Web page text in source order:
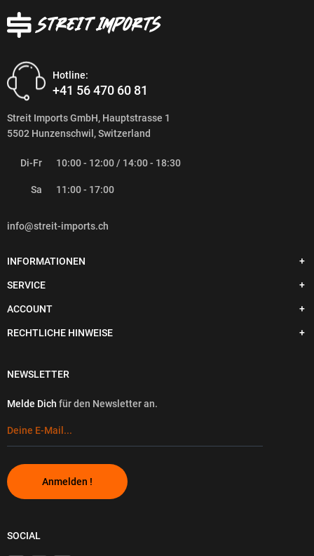
Hotline:
+41 56 470 60 81
Streit Imports GmbH, Hauptstrasse 1
5502 Hunzenschwil, Switzerland
Di-Fr 10:00 - 12:00 / 14:00 - 18:30
Sa 11:00 - 17:00
info@streit-imports.ch
INFORMATIONEN
SERVICE
ACCOUNT
RECHTLICHE HINWEISE
NEWSLETTER
Melde Dich für den Newsletter an.
Anmelden !
SOCIAL